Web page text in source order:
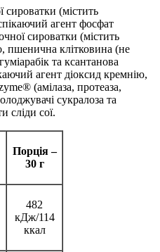
сироватки (містить
агент фосфат
сироватки (містить
пшенична клітковина (не
та ксантанова
агент діоксид кремнію,
(амілаза, протеаза,
сукралоза та
сліди сої.
Порція –
30 г
482
кДж/114
ккал